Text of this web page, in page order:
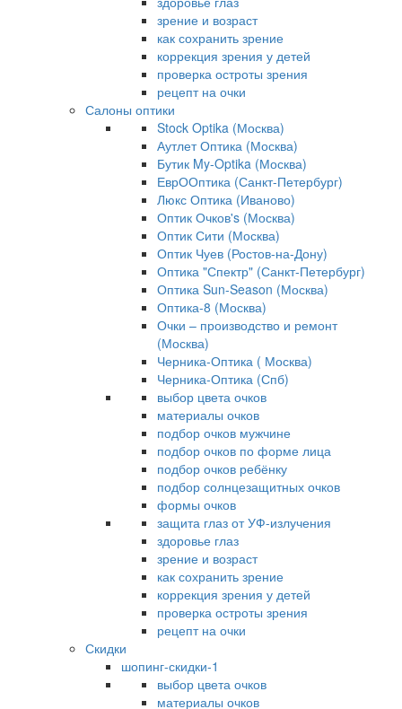
зрение и возраст
как сохранить зрение
коррекция зрения у детей
проверка остроты зрения
рецепт на очки
Салоны оптики
Stock Optika (Москва)
Аутлет Оптика (Москва)
Бутик My-Optika (Москва)
ЕврООптика (Санкт-Петербург)
Люкс Оптика (Иваново)
Оптик Очков's (Москва)
Оптик Сити (Москва)
Оптик Чуев (Ростов-на-Дону)
Оптика "Спектр" (Санкт-Петербург)
Оптика Sun-Season (Москва)
Оптика-8 (Москва)
Очки – производство и ремонт
(Москва)
Черника-Оптика ( Москва)
Черника-Оптика (Спб)
выбор цвета очков
материалы очков
подбор очков мужчине
подбор очков по форме лица
подбор очков ребёнку
подбор солнцезащитных очков
формы очков
защита глаз от УФ-излучения
здоровье глаз
зрение и возраст
как сохранить зрение
коррекция зрения у детей
проверка остроты зрения
рецепт на очки
Скидки
шопинг-скидки-1
выбор цвета очков
материалы очков